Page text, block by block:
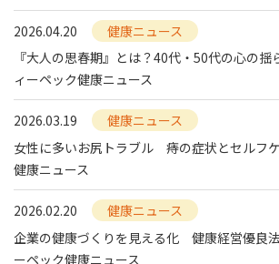
2026.04.20
健康ニュース
『大人の思春期』とは？40代・50代の心の揺
ィーペック健康ニュース
2026.03.19
健康ニュース
女性に多いお尻トラブル 痔の症状とセルフ
健康ニュース
2026.02.20
健康ニュース
企業の健康づくりを見える化 健康経営優良
ーペック健康ニュース